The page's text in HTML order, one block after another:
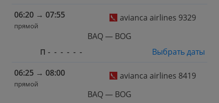
06:20 → 07:55
прямой
avianca airlines 9329
BAQ — BOG
П - - - - - -
Выбрать даты
06:25 → 08:00
прямой
avianca airlines 8419
BAQ — BOG